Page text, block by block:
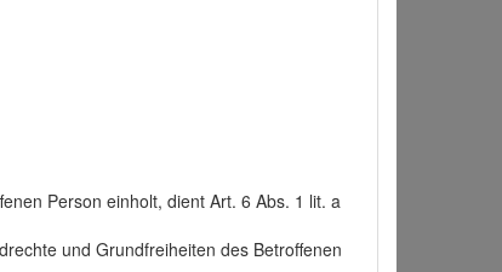
Person einholt, dient Art. 6 Abs. 1 lit. a
und Grundfreiheiten des Betroffenen